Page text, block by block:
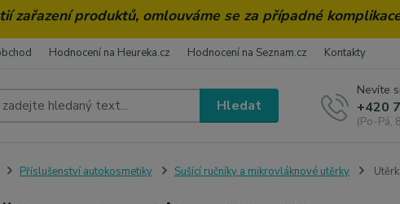
zařazení produktů, omlouváme se za případné
Hodnocení na Heureka.cz Hodnocení na Seznam.cz Kontakty
Hledat
Nevíte
+420
(Po-Pá,
Příslušenství autokosmetiky Sušící ručníky a mikrovláknové utěrky